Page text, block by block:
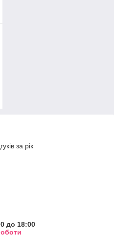
за рік
до 18:00